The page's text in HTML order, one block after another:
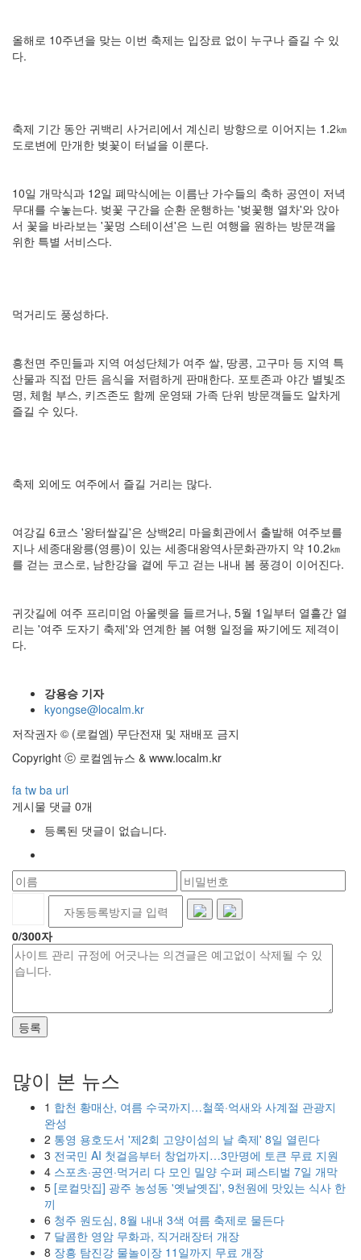
올해로 10주년을 맞는 이번 축제는 입장료 없이 누구나 즐길 수 있
다.
축제 기간 동안 귀백리 사거리에서 계신리 방향으로 이어지는 1.2㎞
도로변에 만개한 벚꽃이 터널을 이룬다.
10일 개막식과 12일 폐막식에는 이름난 가수들의 축하 공연이 저녁
무대를 수놓는다. 벚꽃 구간을 순환 운행하는 '벚꽃행 열차'와 앉아
서 꽃을 바라보는 '꽃멍 스테이션'은 느린 여행을 원하는 방문객을
위한 특별 서비스다.
먹거리도 풍성하다.
흥천면 주민들과 지역 여성단체가 여주 쌀, 땅콩, 고구마 등 지역 특
산물과 직접 만든 음식을 저렴하게 판매한다. 포토존과 야간 별빛조
명, 체험 부스, 키즈존도 함께 운영돼 가족 단위 방문객들도 알차게
즐길 수 있다.
축제 외에도 여주에서 즐길 거리는 많다.
여강길 6코스 '왕터쌀길'은 상백2리 마을회관에서 출발해 여주보를
지나 세종대왕릉(영릉)이 있는 세종대왕역사문화관까지 약 10.2㎞
를 걷는 코스로, 남한강을 곁에 두고 걷는 내내 봄 풍경이 이어진다.
귀갓길에 여주 프리미엄 아울렛을 들르거나, 5월 1일부터 열흘간 열
리는 '여주 도자기 축제'와 연계한 봄 여행 일정을 짜기에도 제격이
다.
강용승 기자
kyongse@localm.kr
저작권자 © (로컬엠) 무단전재 및 재배포 금지
Copyright ⓒ 로컬엠뉴스 & www.localm.kr
fa tw ba url
게시물 댓글 0개
등록된 댓글이 없습니다.
0/300자
등록
많이 본 뉴스
1 합천 황매산, 여름 수국까지…철쭉·억새와 사계절 관광지
완성
2 통영 용호도서 '제2회 고양이섬의 날 축제' 8일 열린다
3 전국민 AI 첫걸음부터 창업까지…3만명에 토큰 무료 지원
4 스포츠·공연·먹거리 다 모인 밀양 수퍼 페스티벌 7일 개막
5 [로컬맛집] 광주 농성동 '옛날옛집', 9천원에 맛있는 식사 한
끼
6 청주 원도심, 8월 내내 3색 여름 축제로 물든다
7 달콤한 영암 무화과, 직거래장터 개장
8 장흥 탐진강 물놀이장 11일까지 무료 개장